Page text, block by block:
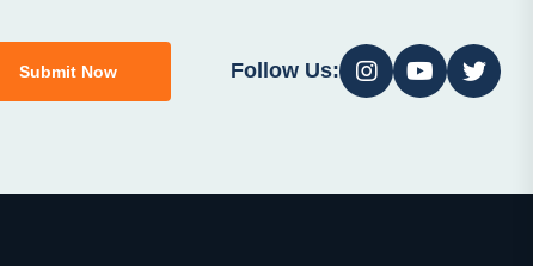
Submit Now Follow Us: